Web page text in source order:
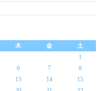
木 金
土
1
6 7
8
13 14
15